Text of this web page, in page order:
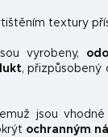
textury
vyrobeny,
, přizpůsobený
jsou
ochranným